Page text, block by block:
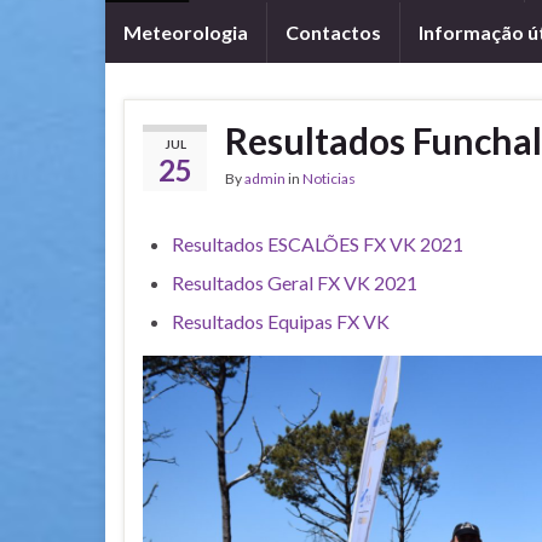
Meteorologia Contactos Informação
JUL
25
Resultados
Byadmin in Noticias
Resultados ESCALÕES FX VK 2021
Resultados Geral FX VK 2021
Resultados Equipas FX VK